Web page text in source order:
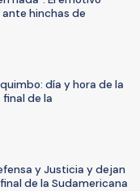
hinchas de
día y hora de la
de la
y Justicia y dejan
de la Sudamericana